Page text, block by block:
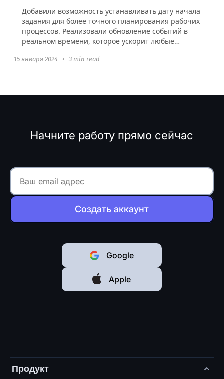
Добавили возможность устанавливать дату начала
задания для более точного планирования рабочих
процессов. Реализовали обновление событий в
реальном времени, которое ускорит любые
интеграцию с Figma.
15 января 2024 • 3 min read
Начните работу прямо сейчас
Создать аккаунт
Google
Apple
Продукт